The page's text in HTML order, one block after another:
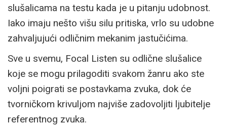
slušalicama na testu kada je u pitanju udobnost.
Iako imaju nešto višu silu pritiska, vrlo su udobne
zahvaljujući odličnim mekanim jastučićima.
Sve u svemu, Focal Listen su odlične slušalice
koje se mogu prilagoditi svakom žanru ako ste
voljni poigrati se postavkama zvuka, dok će
tvorničkom krivuljom najviše zadovoljiti ljubitelje
referentnog zvuka.